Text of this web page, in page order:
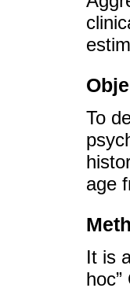
To
age
It is